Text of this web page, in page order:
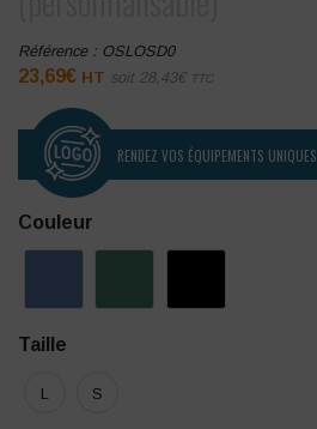
Référence : OSLOSD0
23,69€ HT soit 28,43€ TTC
RENDEZ VOS ÉQUIPEMENTS UNIQUES
Couleur
Taille
L S